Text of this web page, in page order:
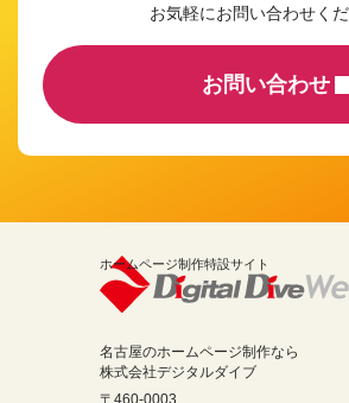
お気軽にお問い合わせく
お問い合わせ
ホームページ制作特設サイト
名古屋のホームページ制作なら
株式会社デジタルダイブ
〒460-0003